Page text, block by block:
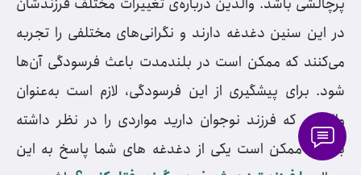
در این سنین دغدغه دارند و نگرانی‌های مختلفی را تجربه
می‌کنند که ممکن است در بلندمدت باعث فرسودگی آن‌ها
شود. برای پیشگیری از این فرسودگی، لازم است به‌عنوان
والدینی که فرزند نوجوان دارید مواردی را در نظر داشته
باشید. ممکن است یکی از دغدغه های شما پاسخ به این